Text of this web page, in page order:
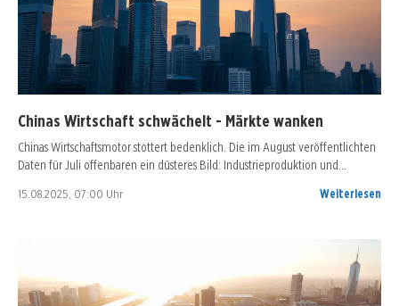
Chinas Wirtschaft schwächelt - Märkte wanken
Chinas Wirtschaftsmotor stottert bedenklich. Die im August veröffentlichten
Daten für Juli offenbaren ein düsteres Bild: Industrieproduktion und…
15.08.2025, 07:00 Uhr Weiterlesen